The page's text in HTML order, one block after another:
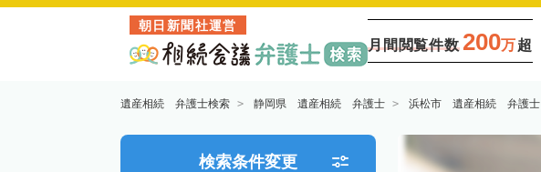
朝日新聞社運営
月間閲覧件数 200万超
遺産相続 弁護士検索 静岡県 遺産相続 弁護士 浜松市 遺産相続 弁護士
検索条件変更